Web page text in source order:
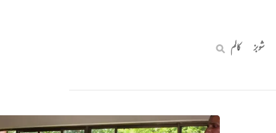
شوبز کالم